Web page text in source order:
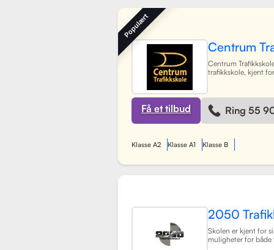
Centrum
Centrum
trafikkskole, kjent
og har et team av
som gir
miljø. Med lokaler i
Lagunen og Åsane,
skoler rundt om i
spesifikke
Gjennom en
Få et tilbud Ring 55
Populært
Klasse A2 Klasse A1 Klasse B
2050
Skolen er kjent for
muligheter for